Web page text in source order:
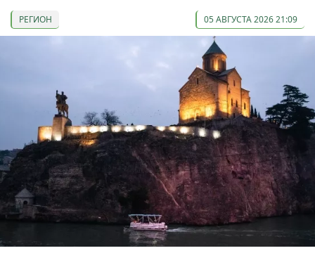
РЕГИОН 05 АВГУСТА 2026 21:09